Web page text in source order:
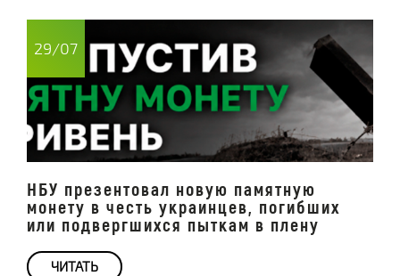
29/07
НБУ презентовал новую памятную
монету в честь украинцев, погибших
или подвергшихся пыткам в плену
ЧИТАТЬ